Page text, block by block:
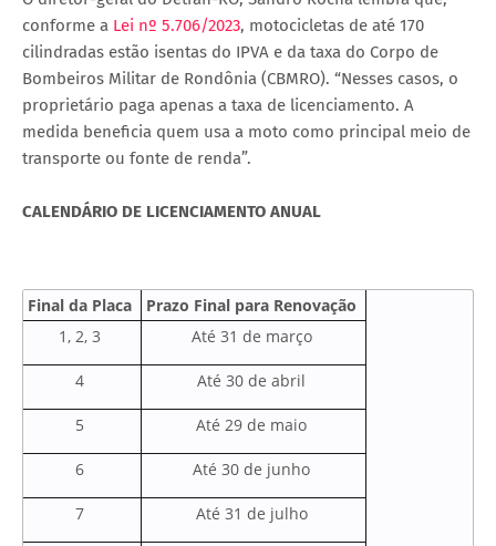
conforme a Lei nº 5.706/2023, motocicletas de até 170
cilindradas estão isentas do IPVA e da taxa do Corpo de
Bombeiros Militar de Rondônia (CBMRO). “Nesses casos, o
proprietário paga apenas a taxa de licenciamento. A
medida beneficia quem usa a moto como principal meio de
transporte ou fonte de renda”.
CALENDÁRIO DE LICENCIAMENTO ANUAL
Final da Placa
Prazo Final para Renovação
1, 2, 3
Até 31 de março
4 Até 30 de abril
5 Até 29 de maio
6 Até 30 de junho
7 Até 31 de julho